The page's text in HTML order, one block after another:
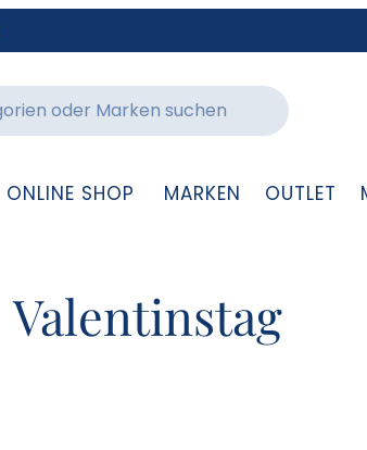
ONLINE SHOP MARKEN OUTLET
Valentinstag